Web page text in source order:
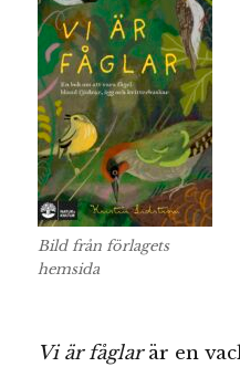
Bild från förlagets
hemsida
Vi är fåglarär en